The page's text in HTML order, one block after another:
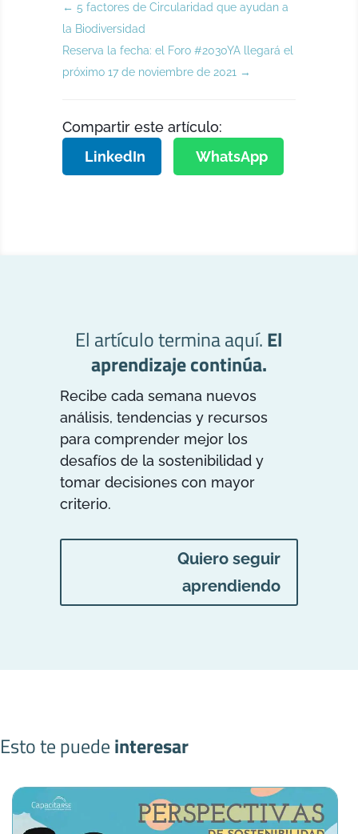
←5 factores de Circularidad que ayudan a
la Biodiversidad
Reserva la fecha: el Foro #2030YA llegará el
próximo 17 de noviembre de 2021 →
Compartir este artículo:
LinkedIn
WhatsApp
El artículo termina aquí.El
aprendizaje continúa.
Recibe cada semana nuevos
análisis, tendencias y recursos
para comprender mejor los
desafíos de la sostenibilidad y
tomar decisiones con mayor
criterio.
Quiero seguir
aprendiendo
Esto te puedeinteresar